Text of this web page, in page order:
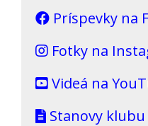
Príspevky na
Fotky na
Videá na
Stanovy klubu